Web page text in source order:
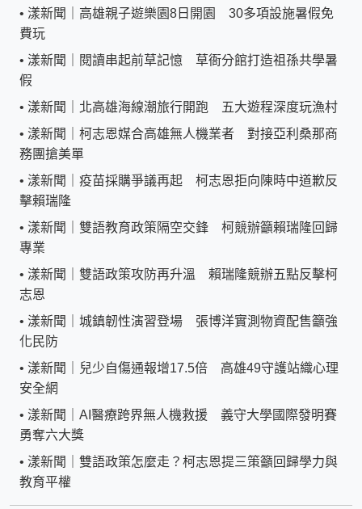
• 漾新聞｜高雄親子遊樂園8日開園 30多項設施暑假免
費玩
• 漾新聞｜閱讀串起前草記憶 草衙分館打造祖孫共學暑
假
• 漾新聞｜北高雄海線潮旅行開跑 五大遊程深度玩漁村
• 漾新聞｜柯志恩媒合高雄無人機業者 對接亞利桑那商
務團搶美單
• 漾新聞｜疫苗採購爭議再起 柯志恩拒向陳時中道歉反
擊賴瑞隆
• 漾新聞｜雙語教育政策隔空交鋒 柯競辦籲賴瑞隆回歸
專業
• 漾新聞｜雙語政策攻防再升溫 賴瑞隆競辦五點反擊柯
志恩
• 漾新聞｜城鎮韌性演習登場 張博洋實測物資配售籲強
化民防
• 漾新聞｜兒少自傷通報增17.5倍 高雄49守護站織心理
安全網
• 漾新聞｜AI醫療跨界無人機救援 義守大學國際發明賽
勇奪六大獎
• 漾新聞｜雙語政策怎麼走？柯志恩提三策籲回歸學力與
教育平權